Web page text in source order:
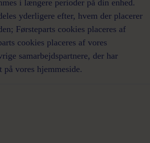
i længere perioder på din enhed.
yderligere efter, hvem der placerer
Førsteparts cookies placeres af
cookies placeres af vores
samarbejdspartnere, der har
på vores hjemmeside.